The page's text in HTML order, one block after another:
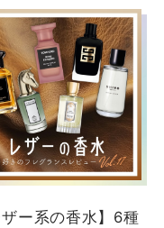
ザー系の香水】6種